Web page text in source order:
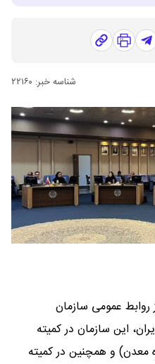
شناسه خبر: ۲۲۱۶۰
روابط عمومی سازمان
این سازمان در کمیته
و همچنین در کمیته